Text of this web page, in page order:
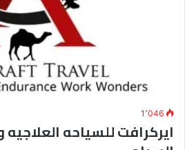
1٬046
ايركرافت للسياحه العلاجيه